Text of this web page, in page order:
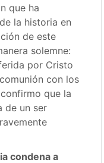
que ha
la historia en
de este
solemne:
por Cristo
con los
que la
de un ser
condena a